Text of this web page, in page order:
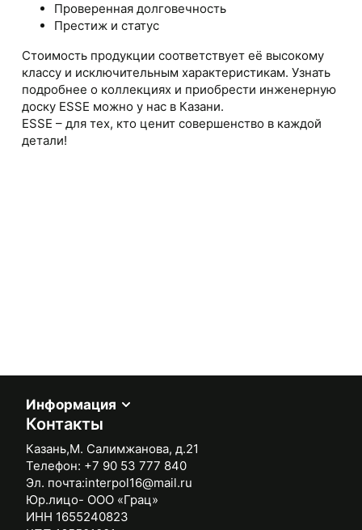
Проверенная долговечность
Престиж и статус
Стоимость продукции соответствует её высокому
классу и исключительным характеристикам. Узнать
подробнее о коллекциях и приобрести инженерную
доску ESSE можно у нас в Казани.
ESSE – для тех, кто ценит совершенство в каждой
детали!
Информация
Контакты
Казань,М. Салимжанова, д.21
Телефон: +7 90 53 777 840
Эл. почта:interpol16@mail.ru
Юр.лицо- ООО «Грац»
ИНН 1655240823